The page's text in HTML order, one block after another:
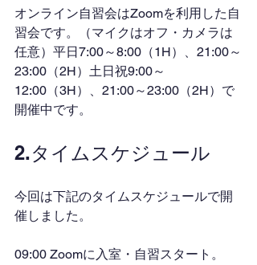
オンライン自習会はZoomを利用した自
習会です。（マイクはオフ・カメラは
任意）平日7:00～8:00（1H）、21:00～
23:00（2H）土日祝9:00～
12:00（3H）、21:00～23:00（2H）で
開催中です。
2.タイムスケジュール
今回は下記のタイムスケジュールで開
催しました。
09:00 Zoomに入室・自習スタート。